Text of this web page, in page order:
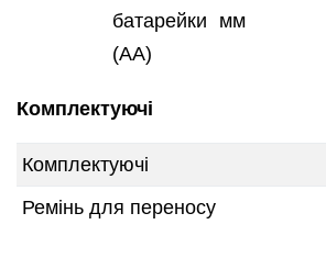
батарейки
(АА)
мм
Комплектуючі
Комплектуючі
Ремінь для переносу